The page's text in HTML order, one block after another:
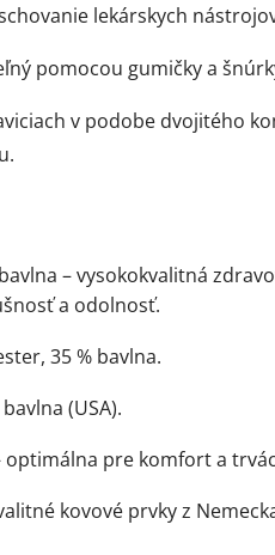
lekárskych
pomocou gumičky a
v podobe dvojitého
– vysokokvalitná
a odolnosť.
35 % bavlna.
(USA).
optimálna pre komfort a
kovové prvky z